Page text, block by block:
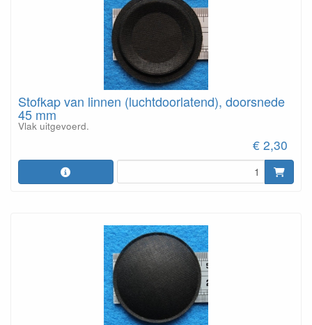
Stofkap van linnen (luchtdoorlatend), doorsnede
45 mm
Vlak uitgevoerd.
€ 2,30